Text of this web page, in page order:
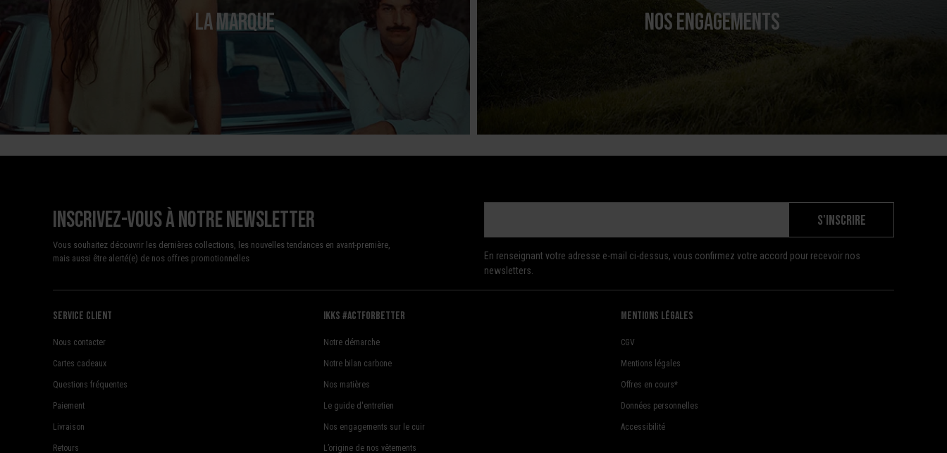
LA MARQUE NOS ENGAGEMENTS
Inscrivez-vous à notre newsletter
Vous souhaitez découvrir les dernières collections, les nouvelles tendances en avant-première,
mais aussi être alerté(e) de nos offres promotionnelles
S'INSCRIRE
En renseignant votre adresse e-mail ci-dessus, vous confirmez votre accord pour recevoir nos
newsletters.
Service client
Nous contacter
Cartes cadeaux
Questions fréquentes
Paiement
Livraison
Retours
Ikks #actforbetter
Notre démarche
Notre bilan carbone
Nos matières
Le guide d'entretien
Nos engagements sur le cuir
L’origine de nos vêtements
mentions légales
CGV
Mentions légales
Offres en cours*
Données personnelles
Accessibilité